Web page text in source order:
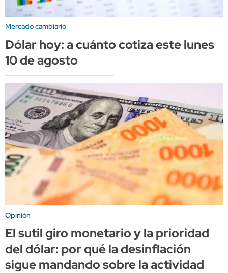
Mercado cambiario
Dólar hoy: a cuánto cotiza este lunes
10 de agosto
Opinión
El sutil giro monetario y la prioridad
del dólar: por qué la desinflación
sigue mandando sobre la actividad